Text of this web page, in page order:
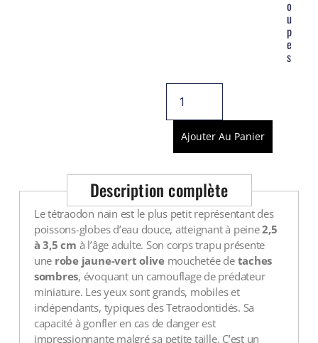
o
u
p
e
s
Ajouter Au Panier
Description complète
Le tétraodon nain est le plus petit représentant des
poissons-globes d’eau douce, atteignant à peine2,5
à 3,5 cm à l’âge adulte. Son corps trapu présente
une robe jaune-vert olivemouchetée de taches
sombres, évoquant un camouflage de prédateur
miniature. Les yeux sont grands, mobiles et
indépendants, typiques des Tetraodontidés. Sa
capacité à gonfler en cas de danger est
impressionnante malgré sa petite taille. C’est un